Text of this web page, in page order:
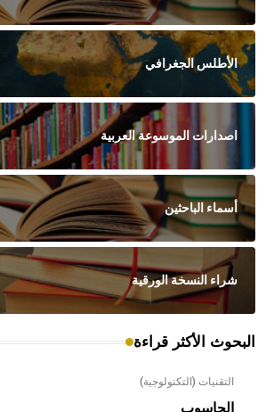
الأطلس الجغرافي
اصدارات الموسوعة العربية
أسماء الباحثين
شراء النسخة الورقية
البحوث الأكثر قراءة
التقنيات (التكنولوجية)
الحاسوب